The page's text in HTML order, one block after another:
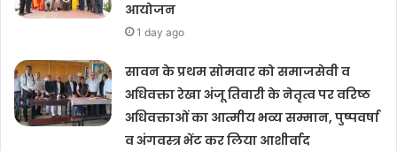
आयोजन
1 day ago
सावन के प्रथम सोमवार को समाजसेवी व
अधिवक्ता रेखा अंजू तिवारी के नेतृत्व पर वरिष्ठ
अधिवक्ताओं का आत्मीय भव्य सम्मान, पुष्पवर्षा
व अंगवस्त्र भेंट कर लिया आशीर्वाद